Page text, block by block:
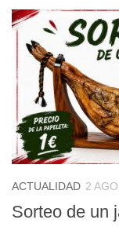
ACTUALIDAD 2
Sorteo de un